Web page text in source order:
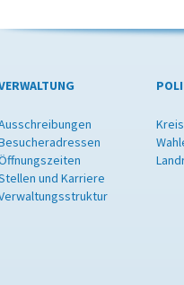
und Karriere